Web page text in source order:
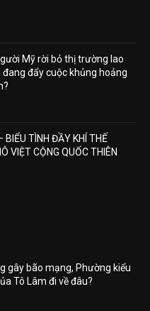
Mỹ rời bỏ thị trường lao
đang đẩy cuộc khủng hoảng
BIỂU TÌNH ĐẦY KHÍ THẾ
VIỆT CỘNG QUỐC THIÊN
gây bão mạng, Phường kiểu
Tô Lâm đi về đâu?